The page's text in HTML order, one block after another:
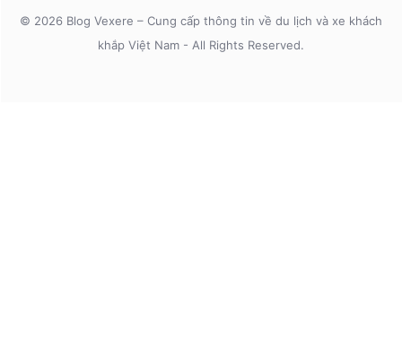
© 2026 Blog Vexere – Cung cấp thông tin về du lịch và xe khách
khắp Việt Nam - All Rights Reserved.